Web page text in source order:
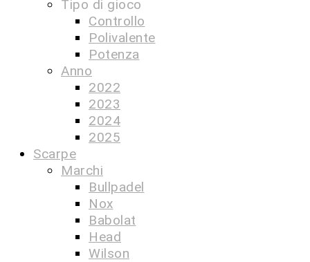
Tipo di gioco
Controllo
Polivalente
Potenza
Anno
2022
2023
2024
2025
Scarpe
Marchi
Bullpadel
Nox
Babolat
Head
Wilson